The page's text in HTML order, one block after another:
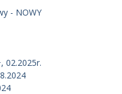
- NOWY
02.2025r.